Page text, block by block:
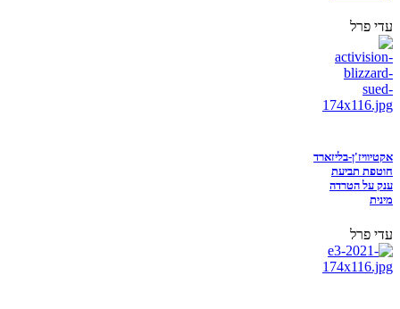
עדי פרל
אקטיוויז'ן-בליזארד
חוטפת תביעת
ענק על הטרדה
מינית
עדי פרל